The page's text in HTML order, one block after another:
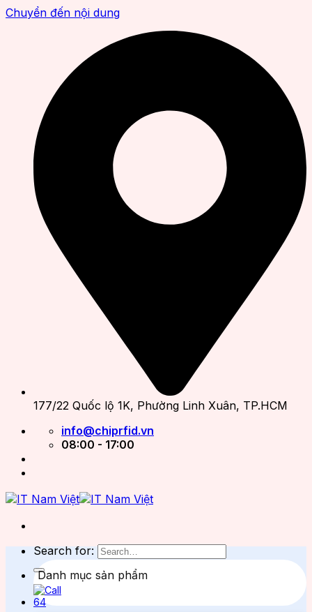
Chuyển đến nội dung
177/22 Quốc lộ 1K, Phường Linh Xuân, TP.HCM
info@chiprfid.vn
08:00 - 17:00
Search for:
Danh mục sản phẩm